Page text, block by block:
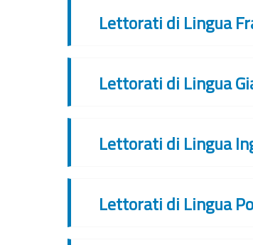
Lettorati di Lingua
Lettorati di Lingua
Lettorati di Lingua
Lettorati di Lingua